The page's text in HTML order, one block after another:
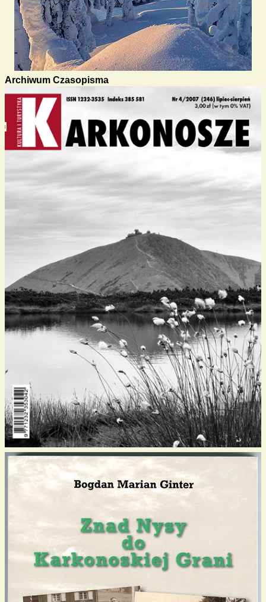
Archiwum Czasopisma